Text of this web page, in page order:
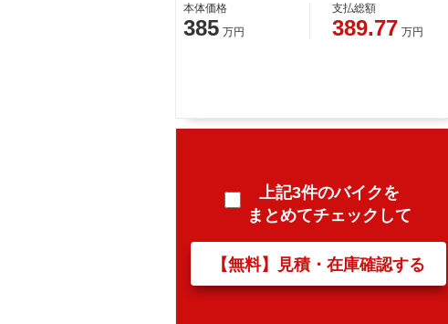
本体価格
385 万円
支払総額
389.77 万円
上記3件のバイクを
まとめてチェックして
【無料】見積・在庫確認する